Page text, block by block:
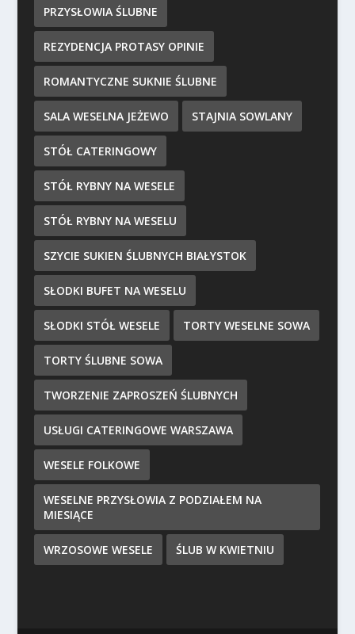
PRZYSŁOWIA ŚLUBNE
REZYDENCJA PROTASY OPINIE
ROMANTYCZNE SUKNIE ŚLUBNE
SALA WESELNA JEŻEWO STAJNIA SOWLANY
STÓŁ CATERINGOWY
STÓŁ RYBNY NA WESELE
STÓŁ RYBNY NA WESELU
SZYCIE SUKIEN ŚLUBNYCH BIAŁYSTOK
SŁODKI BUFET NA WESELU
SŁODKI STÓŁ WESELE TORTY WESELNE SOWA
TORTY ŚLUBNE SOWA
TWORZENIE ZAPROSZEŃ ŚLUBNYCH
USŁUGI CATERINGOWE WARSZAWA
WESELE FOLKOWE
WESELNE PRZYSŁOWIA Z PODZIAŁEM NA
MIESIĄCE
WRZOSOWE WESELE ŚLUB W KWIETNIU